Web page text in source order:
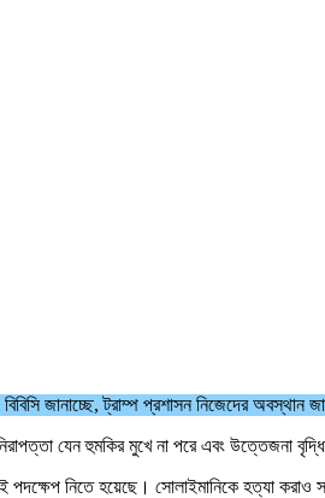
জানাচ্ছে, ট্রাম্প প্রশাসন নিজেদের অবস্থান
নিরাপত্তা যেন হুমকির মুখে না পরে এবং উত্তেজনা
নিতে হয়েছে। সোলাইমানিকে হত্যা করাও